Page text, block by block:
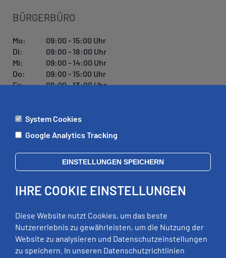
BÜRGERBÜRO
Mo:
09:00 - 15:00 Uhr
Di:
09:00 - 18:00 Uhr
Mi:
09:00 - 14:00 Uhr
Do:
09:00 - 15:00 Uhr
Fr:
09:00 - 13:00 Uhr
ÄMTER
Di:
09:00 - 12:00 Uhr, 13:00 - 18:00 Uhr
Mi:
geschlossen
Fr:
09:00 - 12:00 Uhr
RECHTLICHES
System Cookies
Google Analytics Tracking
EINSTELLUNGEN SPEICHERN
IHRE COOKIE EINSTELLUNGEN
Diese Website nutzt Cookies, um das beste
Nutzererlebnis zu gewährleisten, um die Nutzung der
Website zu analysieren und Datenschutzeinstellungen
zu speichern. In unseren Datenschutzrichtlinien